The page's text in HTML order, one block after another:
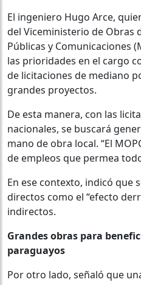
El ingeniero Hugo Arce,
del Viceministerio de Obras
Públicas y Comunicaciones
las prioridades en el cargo
de licitaciones de mediano
grandes proyectos.
De esta manera, con las
nacionales, se buscará
mano de obra local. “El
de empleos que permea
En ese contexto, indicó que
directos como el “efecto
indirectos.
Grandes obras para
paraguayos
Por otro lado, señaló que